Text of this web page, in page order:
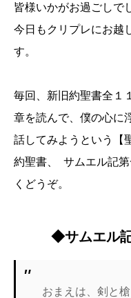
皆様いかがお過ごしで
今日もクリプレにお越
す。
毎回、新旧約聖書全１
章を読んで、僕の心に
話してみようという【
約聖書、 サムエル記
くどうぞ。
◆サムエル
おまえは、剣と